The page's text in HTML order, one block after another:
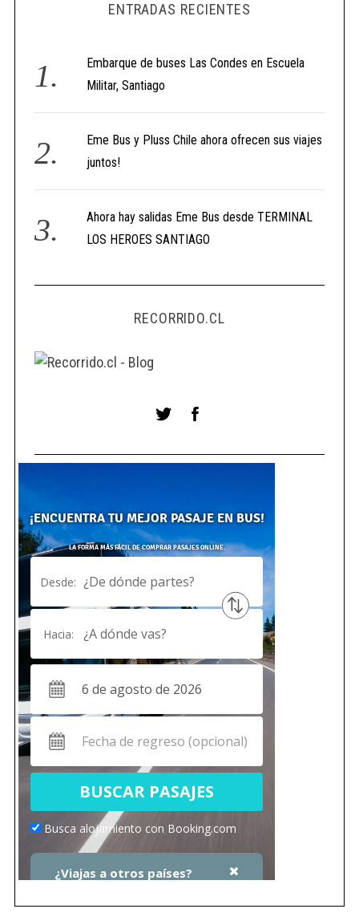
ENTRADAS RECIENTES
Embarque de buses Las Condes en Escuela
Militar, Santiago
Eme Bus y Pluss Chile ahora ofrecen sus viajes
juntos!
Ahora hay salidas Eme Bus desde TERMINAL
LOS HEROES SANTIAGO
RECORRIDO.CL